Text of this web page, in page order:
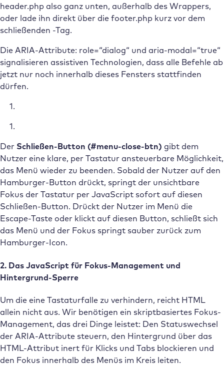
header.php also ganz unten, außerhalb des Wrappers,
oder lade ihn direkt über die footer.php kurz vor dem
schließenden -Tag.
Die ARIA-Attribute: role=“dialog“ und aria-modal=“true“
signalisieren assistiven Technologien, dass alle Befehle ab
jetzt nur noch innerhalb dieses Fensters stattfinden
dürfen.
Der Schließen-Button (#menu-close-btn) gibt dem
Nutzer eine klare, per Tastatur ansteuerbare Möglichkeit,
das Menü wieder zu beenden. Sobald der Nutzer auf den
Hamburger-Button drückt, springt der unsichtbare
Fokus der Tastatur per JavaScript sofort auf diesen
Schließen-Button. Drückt der Nutzer im Menü die
Escape-Taste oder klickt auf diesen Button, schließt sich
das Menü und der Fokus springt sauber zurück zum
Hamburger-Icon.
2. Das JavaScript für Fokus-Management und
Hintergrund-Sperre
Um die eine Tastaturfalle zu verhindern, reicht HTML
allein nicht aus. Wir benötigen ein skriptbasiertes Fokus-
Management, das drei Dinge leistet: Den Statuswechsel
der ARIA-Attribute steuern, den Hintergrund über das
HTML-Attribut inert für Klicks und Tabs blockieren und
den Fokus innerhalb des Menüs im Kreis leiten.